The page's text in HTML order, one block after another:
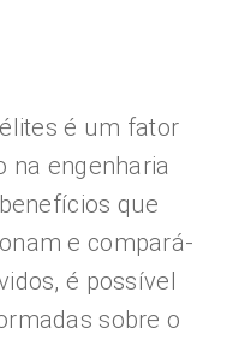
é um fator
na engenharia
que
e compará-
é possível
sobre o